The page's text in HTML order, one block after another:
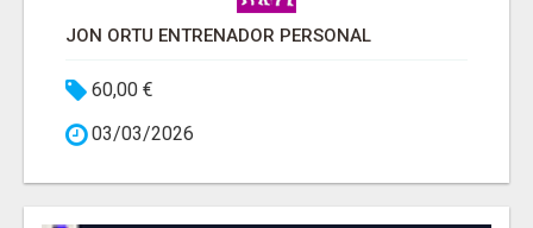
JON ORTU ENTRENADOR PERSONAL
60,00 €
03/03/2026